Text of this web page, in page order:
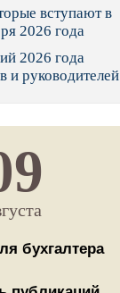
вступают в
2026 года
2026 года
и руководителей
бухгалтера